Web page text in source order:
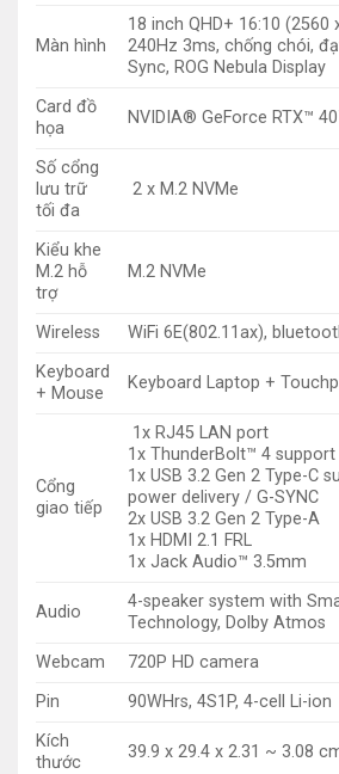
Màn hình
18 inch QHD+ 16:10 (2560
240Hz 3ms, chống chói,
Sync, ROG Nebula Display
Card đồ
họa
NVIDIA® GeForce RTX™
Số cổng
lưu trữ
tối đa
2 x M.2 NVMe
Kiểu khe
M.2 hỗ
trợ
M.2 NVMe
Wireless
WiFi 6E(802.11ax),
Keyboard
+ Mouse
Keyboard Laptop +
Cổng
giao tiếp
1x RJ45 LAN port
1x ThunderBolt™ 4
1x USB 3.2 Gen 2 Type-C
power delivery / G-SYNC
2x USB 3.2 Gen 2 Type-A
1x HDMI 2.1 FRL
1x Jack Audio™ 3.5mm
Audio
4-speaker system with
Technology, Dolby Atmos
Webcam
720P HD camera
Pin
90WHrs, 4S1P, 4-cell Li-ion
Kích
thước
39.9 x 29.4 x 2.31 ~ 3.08